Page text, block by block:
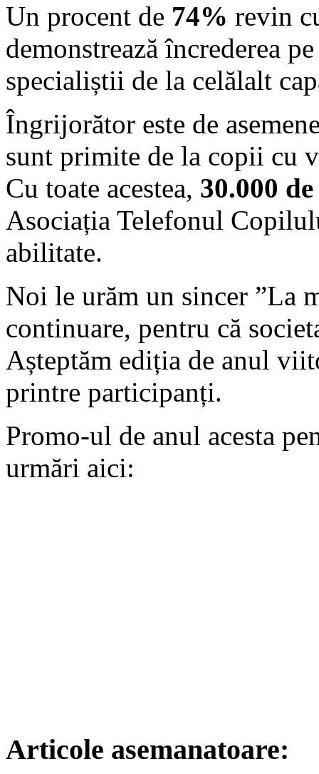
Un procent de 74% revin
demonstrează încrederea
specialiștii de la celălalt
Îngrijorător este de
sunt primite de la copii cu
Cu toate acestea, 30.000
Asociația Telefonul
abilitate.
Noi le urăm un sincer ”La
continuare, pentru că
Așteptăm ediția de anul
printre participanți.
Promo-ul de anul acesta
urmări aici:
Articole asemanatoare: